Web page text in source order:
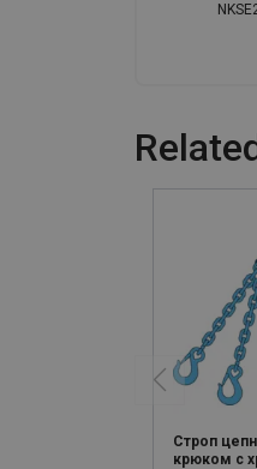
Строп
крюком с